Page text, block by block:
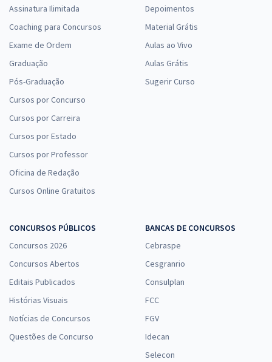
Assinatura Ilimitada
Coaching para Concursos
Exame de Ordem
Graduação
Pós-Graduação
Cursos por Concurso
Cursos por Carreira
Cursos por Estado
Cursos por Professor
Oficina de Redação
Cursos Online Gratuitos
Depoimentos
Material Grátis
Aulas ao Vivo
Aulas Grátis
Sugerir Curso
CONCURSOS PÚBLICOS
Concursos 2026
Concursos Abertos
Editais Publicados
Histórias Visuais
Notícias de Concursos
Questões de Concurso
BANCAS DE CONCURSOS
Cebraspe
Cesgranrio
Consulplan
FCC
FGV
Idecan
Selecon